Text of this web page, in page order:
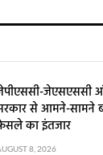
जेएसएससी
से आमने-सामने
का इंतजार
8, 2026